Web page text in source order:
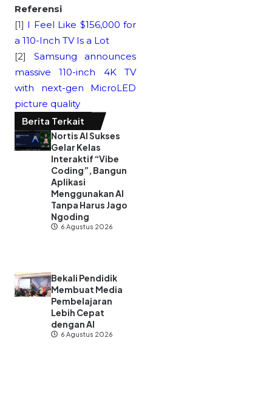
Referensi
[1] I Feel Like $156,000 for
a 110-Inch TV Is a Lot
[2] Samsung announces
massive 110-inch 4K TV
with next-gen MicroLED
picture quality
Berita Terkait
Nortis AI Sukses
Gelar Kelas
Interaktif “Vibe
Coding”, Bangun
Aplikasi
Menggunakan AI
Tanpa Harus Jago
Ngoding
6 Agustus 2026
Bekali Pendidik
Membuat Media
Pembelajaran
Lebih Cepat
dengan AI
6 Agustus 2026